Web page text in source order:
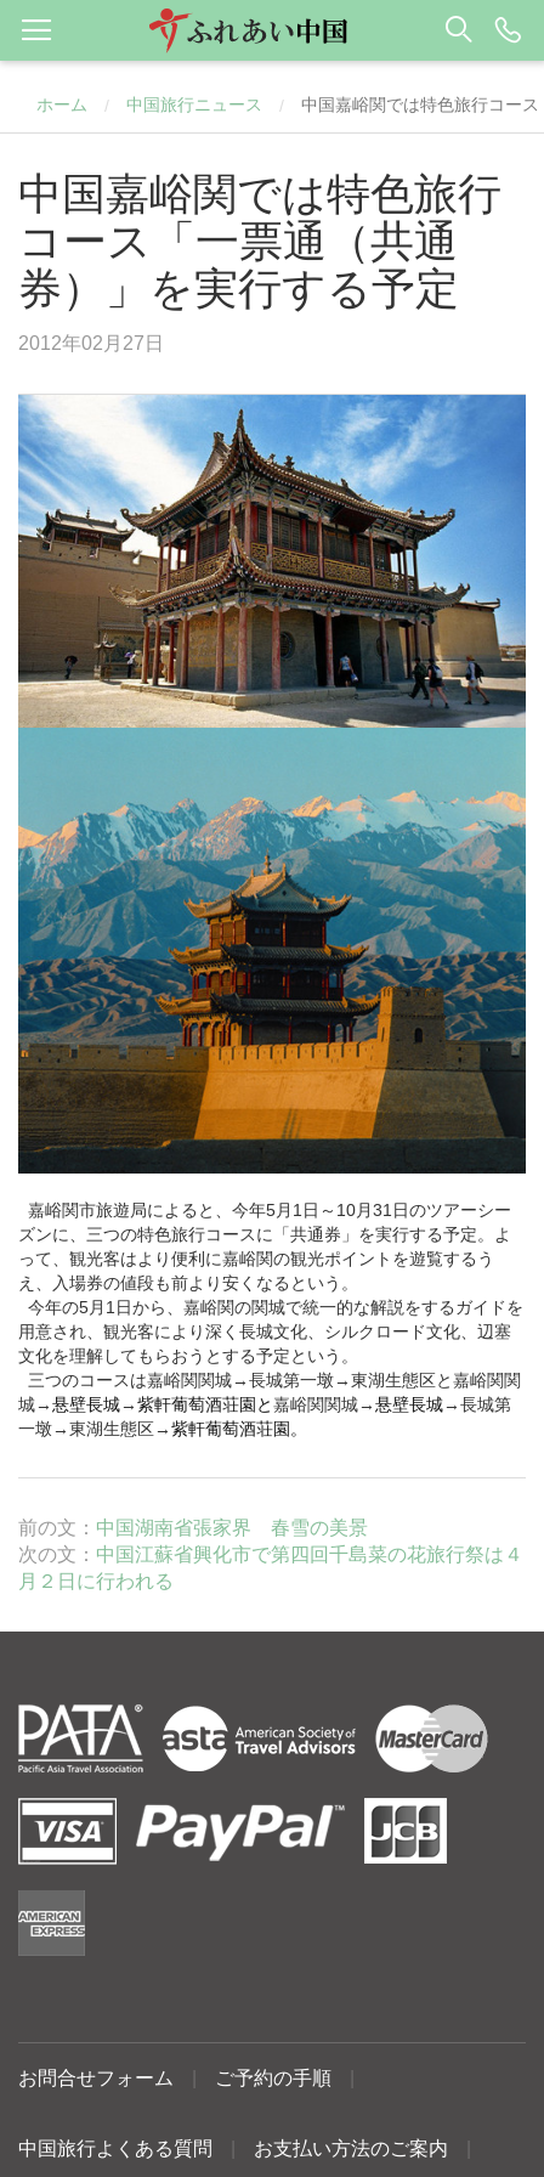
ホーム / 中国旅行ニュース / 中国嘉峪関では特色旅行コー
中国嘉峪関では特色旅行
コース「一票通（共通
券）」を実行する予定
2012年02月27日
嘉峪関市旅遊局によると、今年5月1日～10月31日のツアーシー
ズンに、三つの特色旅行コースに「共通券」を実行する予定。よ
って、観光客はより便利に嘉峪関の観光ポイントを遊覧するう
え、入場券の値段も前より安くなるという。
今年の5月1日から、嘉峪関の関城で統一的な解説をするガイドを
用意され、観光客により深く長城文化、シルクロード文化、辺塞
文化を理解してもらおうとする予定という。
三つのコースは嘉峪関関城→長城第一墩→東湖生態区と嘉峪関関
城→悬壁長城→紫軒葡萄酒荘園と嘉峪関関城→悬壁長城→長城第
一墩→東湖生態区→紫軒葡萄酒荘園。
前の文： 中国湖南省張家界 春雪の美景
次の文： 中国江蘇省興化市で第四回千島菜の花旅行祭は４
月２日に行われる
お問合せフォーム ご予約の手順
中国旅行よくある質問 お支払い方法のご案内